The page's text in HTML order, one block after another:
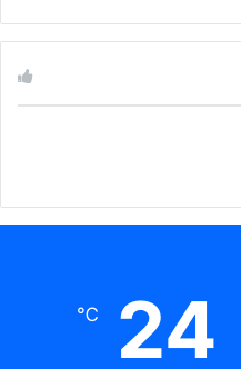
24
℃